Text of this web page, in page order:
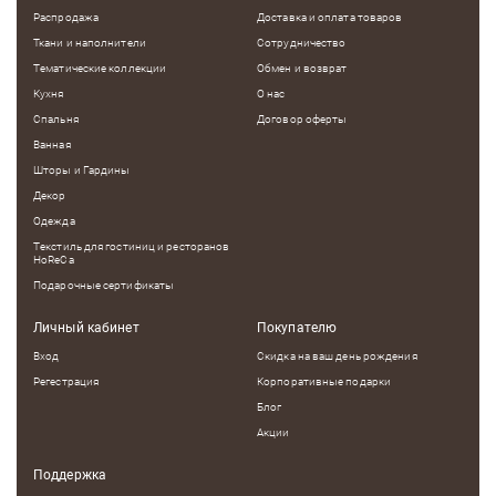
Распродажа
Ткани и наполнители
Тематические коллекции
Кухня
Спальня
Ванная
Шторы и Гардины
Декор
Одежда
Текстиль для гостиниц и ресторанов
HoReCa
Подарочные сертификаты
Доставка и оплата товаров
Сотрудничество
Обмен и возврат
О нас
Договор оферты
Личный кабинет
Вход
Регестрация
Покупателю
Скидка на ваш день рождения
Корпоративные подарки
Блог
Акции
Поддержка